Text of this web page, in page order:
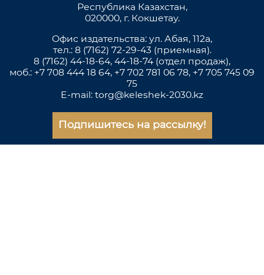
Республика Казахстан,
020000, г. Кокшетау.
Офис издательства: ул. Абая, 112а,
тел.: 8 (7162) 72-29-43 (приемная).
8 (7162) 44-18-64, 44-18-74 (отдел продаж),
моб.: +7 708 444 18 64, +7 702 781 06 78, +7 705 745 09
75
E-mail: torg@keleshek-2030.kz
Подпишитесь на рассылку!